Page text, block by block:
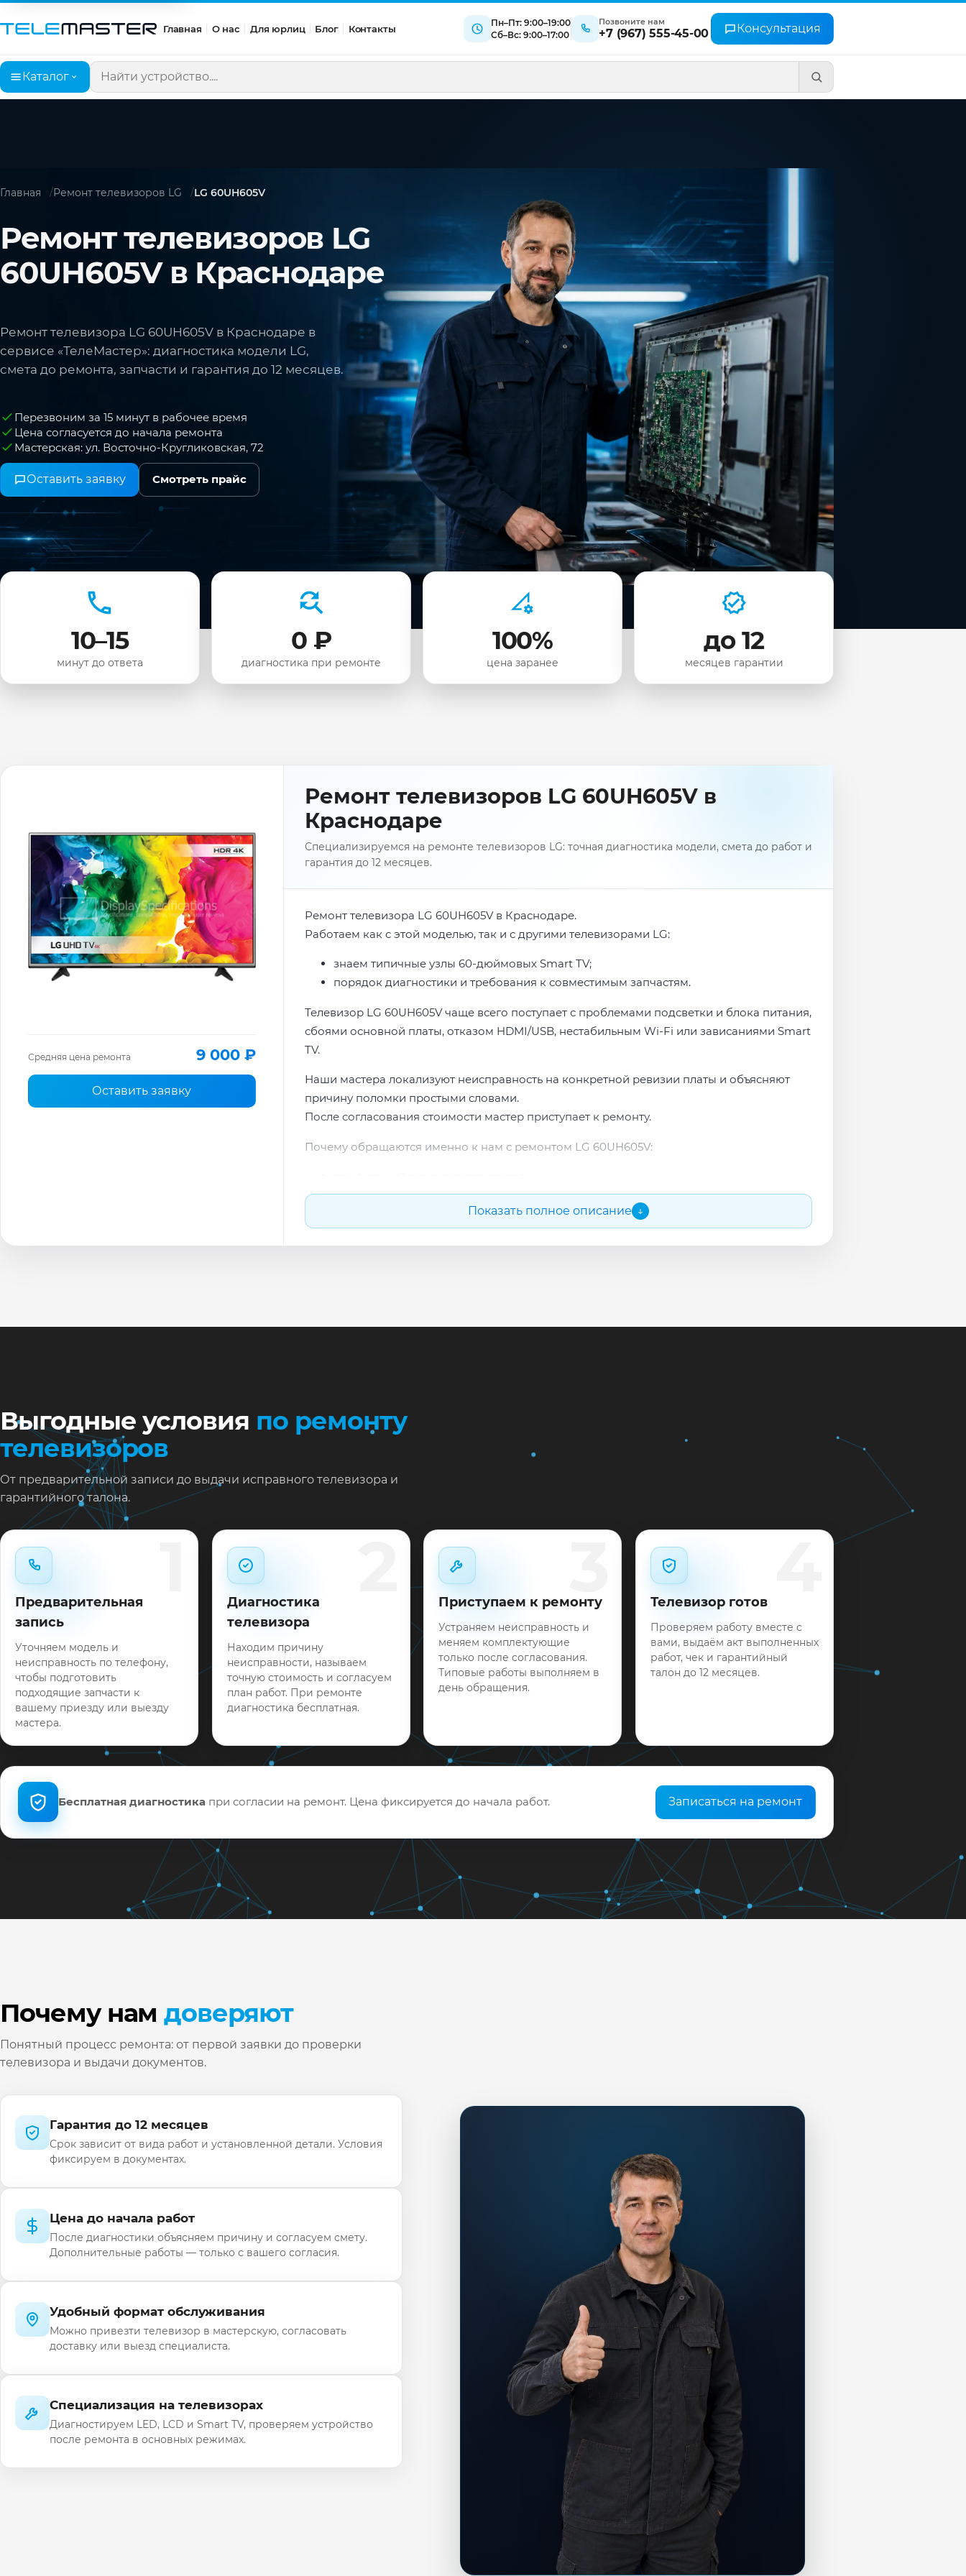
Главная О нас Для юрлиц Блог Контакты
Пн–Пт: 9:00–19:00
Сб–Вс: 9:00–17:00
Позвоните нам
+7 (967) 555-45-00 Консультация
Каталог
Поиск по сайту
Главная Ремонт телевизоров LG LG 60UH605V
Ремонт телевизоров LG
60UH605V в Краснодаре
Ремонт телевизора LG 60UH605V в Краснодаре в
сервисе «ТелеМастер»: диагностика модели LG,
смета до ремонта, запчасти и гарантия до 12 месяцев.
Перезвоним за 15 минут в рабочее время
Цена согласуется до начала ремонта
Мастерская: ул. Восточно-Кругликовская, 72
Оставить заявку Смотреть прайс
10–15
минут до ответа
0 ₽
диагностика при ремонте
100%
цена заранее
до 12
месяцев гарантии
Средняя цена ремонта 9 000 ₽
Оставить заявку
Ремонт телевизоров LG 60UH605V в
Краснодаре
Специализируемся на ремонте телевизоров LG: точная диагностика модели, смета до работ и
гарантия до 12 месяцев.
Ремонт телевизора LG 60UH605V в Краснодаре.
Работаем как с этой моделью, так и с другими телевизорами LG:
знаем типичные узлы 60-дюймовых Smart TV;
порядок диагностики и требования к совместимым запчастям.
Телевизор LG 60UH605V чаще всего поступает с проблемами подсветки и блока питания,
сбоями основной платы, отказом HDMI/USB, нестабильным Wi-Fi или зависаниями Smart
TV.
Наши мастера локализуют неисправность на конкретной ревизии платы и объясняют
причину поломки простыми словами.
После согласования стоимости мастер приступает к ремонту.
Почему обращаются именно к нам с ремонтом LG 60UH605V:
опыт по бренду LG;
прозрачная смета до начала работ;
подбор проверенных комплектующих.
Оставьте заявку или позвоните: укажите симптомы — подскажем ориентир по сроку и
Показать полное описание ↓
Выгодные условия по ремонту
телевизоров
От предварительной записи до выдачи исправного телевизора и
гарантийного талона.
Предварительная
запись
Уточняем модель и
неисправность по телефону,
чтобы подготовить
подходящие запчасти к
вашему приезду или выезду
мастера.
Диагностика
телевизора
Находим причину
неисправности, называем
точную стоимость и согласуем
план работ. При ремонте
диагностика бесплатная.
Приступаем к ремонту
Устраняем неисправность и
меняем комплектующие
только после согласования.
Типовые работы выполняем в
день обращения.
Телевизор готов
Проверяем работу вместе с
вами, выдаём акт выполненных
работ, чек и гарантийный
талон до 12 месяцев.
Бесплатная диагностика при согласии на ремонт. Цена фиксируется до начала работ. Записаться на ремонт
Почему намдоверяют
Понятный процесс ремонта: от первой заявки до проверки
телевизора и выдачи документов.
Гарантия до 12 месяцев
Срок зависит от вида работ и установленной детали. Условия
фиксируем в документах.
Цена до начала работ
После диагностики объясняем причину и согласуем смету.
Дополнительные работы — только с вашего согласия.
Удобный формат обслуживания
Можно привезти телевизор в мастерскую, согласовать
доставку или выезд специалиста.
Специализация на телевизорах
Диагностируем LED, LCD и Smart TV, проверяем устройство
после ремонта в основных режимах.